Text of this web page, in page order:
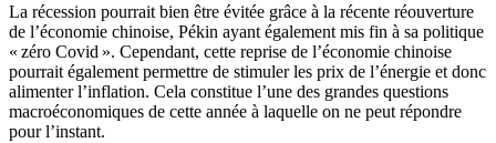
La récession pourrait bien être évitée grâce à la récente réouverture
de l’économie chinoise, Pékin ayant également mis fin à sa politique
« zéro Covid ». Cependant, cette reprise de l’économie chinoise
pourrait également permettre de stimuler les prix de l’énergie et donc
alimenter l’inflation. Cela constitue l’une des grandes questions
macroéconomiques de cette année à laquelle on ne peut répondre
pour l’instant.